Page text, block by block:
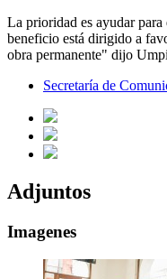
La prioridad es ayudar
beneficio está dirigido a
obra permanente" dijo
Secretaría de
Adjuntos
Imagenes